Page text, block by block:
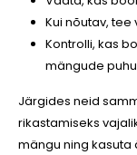
Kui nõutav,
Kontrolli, kas
mängude
Järgides neid
rikastamiseks
mängu ning